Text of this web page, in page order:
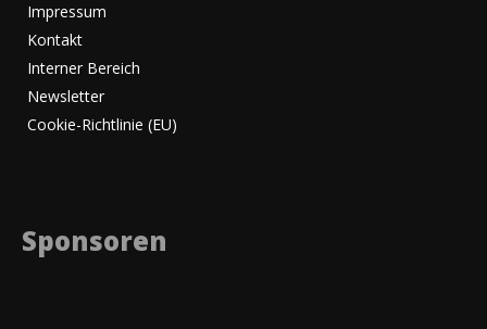
Impressum
Kontakt
Interner Bereich
Newsletter
Cookie-Richtlinie (EU)
Sponsoren